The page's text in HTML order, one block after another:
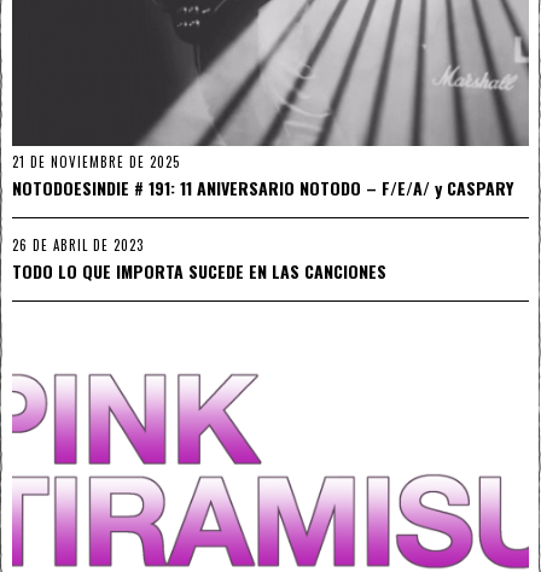
21 DE NOVIEMBRE DE 2025
NOTODOESINDIE # 191: 11 ANIVERSARIO NOTODO – F/E/A/ y CASPARY
26 DE ABRIL DE 2023
TODO LO QUE IMPORTA SUCEDE EN LAS CANCIONES